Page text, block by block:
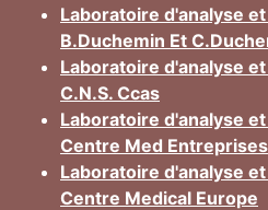
Laboratoire d'analyse
B.Duchemin Et
Laboratoire d'analyse
C.N.S. Ccas
Laboratoire d'analyse
Centre Med Entreprises
Laboratoire d'analyse
Centre Medical Europe